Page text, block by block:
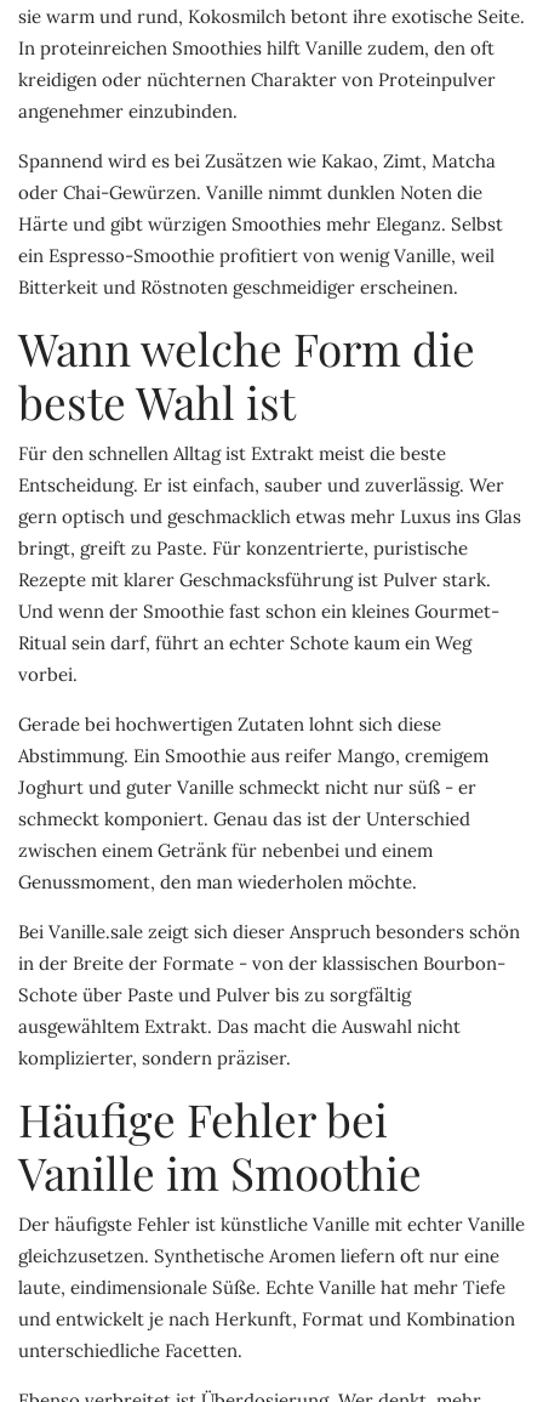
sie warm und rund, Kokosmilch betont ihre exotische Seite.
In proteinreichen Smoothies hilft Vanille zudem, den oft
kreidigen oder nüchternen Charakter von Proteinpulver
angenehmer einzubinden.
Spannend wird es bei Zusätzen wie Kakao, Zimt, Matcha
oder Chai-Gewürzen. Vanille nimmt dunklen Noten die
Härte und gibt würzigen Smoothies mehr Eleganz. Selbst
ein Espresso-Smoothie profitiert von wenig Vanille, weil
Bitterkeit und Röstnoten geschmeidiger erscheinen.
Wann welche Form die
beste Wahl ist
Für den schnellen Alltag ist Extrakt meist die beste
Entscheidung. Er ist einfach, sauber und zuverlässig. Wer
gern optisch und geschmacklich etwas mehr Luxus ins Glas
bringt, greift zu Paste. Für konzentrierte, puristische
Rezepte mit klarer Geschmacksführung ist Pulver stark.
Und wenn der Smoothie fast schon ein kleines Gourmet-
Ritual sein darf, führt an echter Schote kaum ein Weg
vorbei.
Gerade bei hochwertigen Zutaten lohnt sich diese
Abstimmung. Ein Smoothie aus reifer Mango, cremigem
Joghurt und guter Vanille schmeckt nicht nur süß - er
schmeckt komponiert. Genau das ist der Unterschied
zwischen einem Getränk für nebenbei und einem
Genussmoment, den man wiederholen möchte.
Bei Vanille.sale zeigt sich dieser Anspruch besonders schön
in der Breite der Formate - von der klassischen Bourbon-
Schote über Paste und Pulver bis zu sorgfältig
ausgewähltem Extrakt. Das macht die Auswahl nicht
komplizierter, sondern präziser.
Häufige Fehler bei
Vanille im Smoothie
Der häufigste Fehler ist künstliche Vanille mit echter Vanille
gleichzusetzen. Synthetische Aromen liefern oft nur eine
laute, eindimensionale Süße. Echte Vanille hat mehr Tiefe
und entwickelt je nach Herkunft, Format und Kombination
unterschiedliche Facetten.